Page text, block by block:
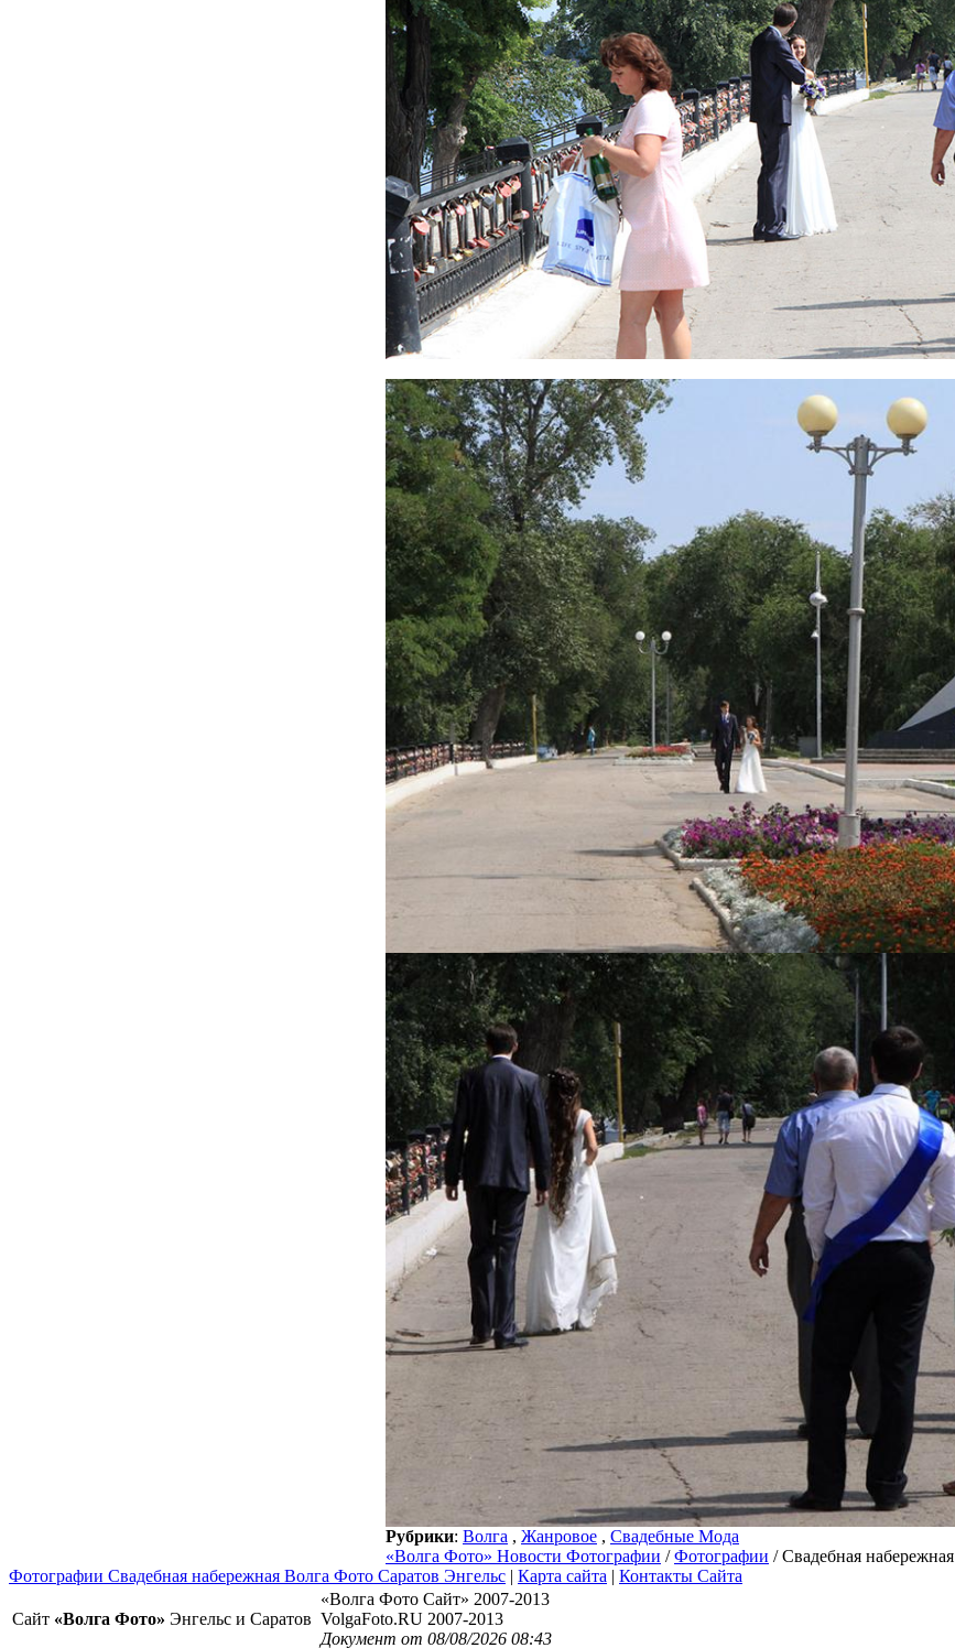
Рубрики: Волга , Жанровое , Свадебные Мода
«Волга Фото» Новости Фотографии /Фотографии / Свадебная набережная
Фотографии Свадебная набережная Волга Фото Саратов Энгельс | Карта сайта | Контакты Сайта
Сайт «Волга Фото» Энгельс и Саратов
«Волга Фото Сайт» 2007-2013
VolgaFoto.RU 2007-2013
Документ от 08/08/2026 08:43